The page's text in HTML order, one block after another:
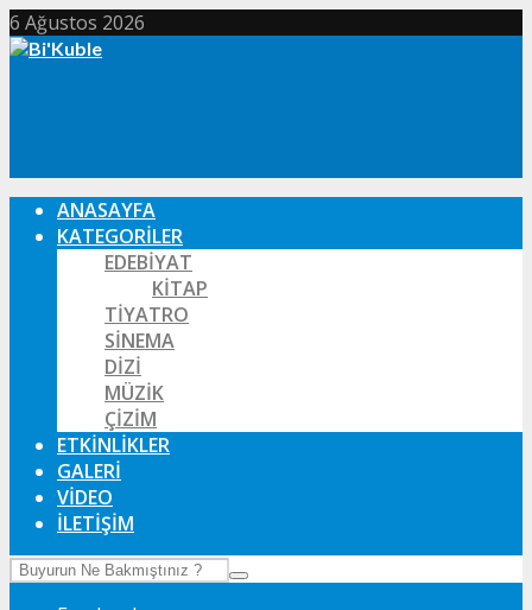
6 Ağustos 2026
ANASAYFA
KATEGORILER
EDEBIYAT
KITAP
TIYATRO
SINEMA
DIZI
MÜZIK
ÇIZIM
ETKINLIKLER
GALERI
VIDEO
İLETIŞIM